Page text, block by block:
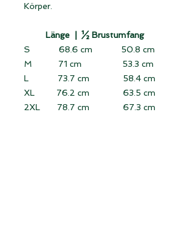
Körper.
Länge | ½ Brustumfang
S 68.6 cm 50.8 cm
M 71 cm 53.3 cm
L 73.7 cm 58.4 cm
XL 76.2 cm 63.5 cm
2XL 78.7 cm 67.3 cm